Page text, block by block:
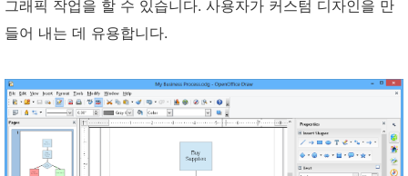
그래픽 작업을 할 수 있습니다. 사용자가 커스텀 디자인을 만
들어 내는 데 유용합니다.